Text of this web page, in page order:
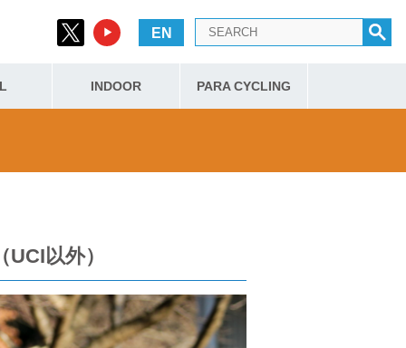
EN
INDOOR PARA CYCLING
以外）